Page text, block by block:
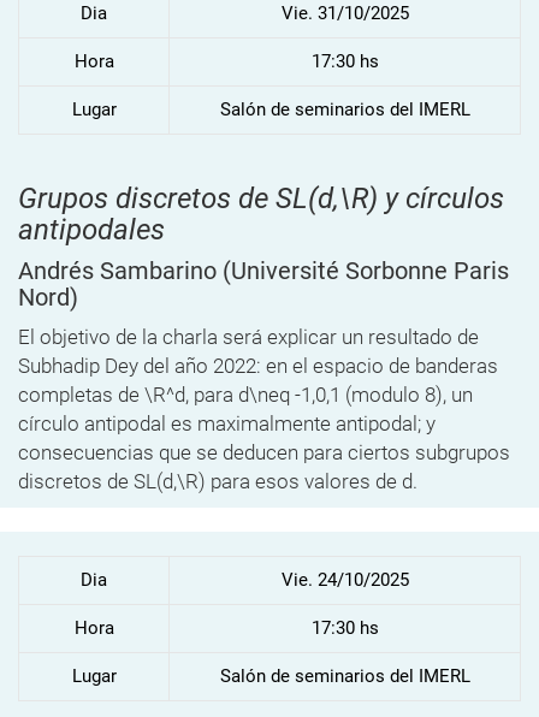
Dia Vie. 31/10/2025
Hora 17:30 hs
Lugar Salón de seminarios del IMERL
Grupos discretos de SL(d,\R) y círculos
antipodales
Andrés Sambarino (Université Sorbonne Paris
Nord)
El objetivo de la charla será explicar un resultado de
Subhadip Dey del año 2022: en el espacio de banderas
completas de \R^d, para d\neq -1,0,1 (modulo 8), un
círculo antipodal es maximalmente antipodal; y
consecuencias que se deducen para ciertos subgrupos
discretos de SL(d,\R) para esos valores de d.
Dia Vie. 24/10/2025
Hora 17:30 hs
Lugar Salón de seminarios del IMERL